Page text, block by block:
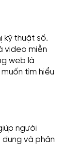
kỹ thuật số.
video miễn
web là
tìm hiểu
người
dung và phân